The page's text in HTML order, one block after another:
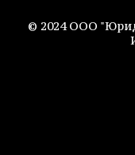
© 2024 ООО